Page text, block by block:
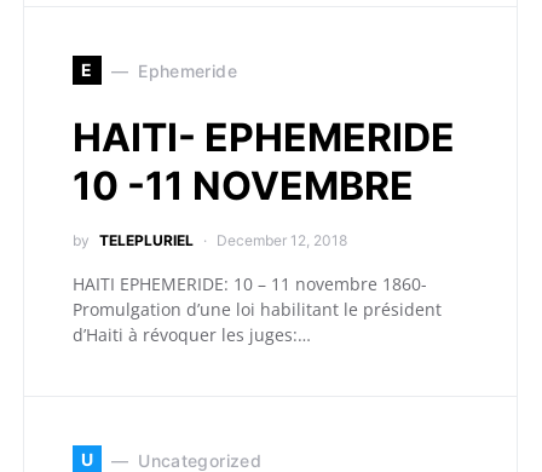
E Ephemeride
HAITI- EPHEMERIDE
10 -11 NOVEMBRE
by TELEPLURIEL December 12, 2018
HAITI EPHEMERIDE: 10 – 11 novembre 1860­
Promulgation d’une loi habilitant le président
d’Haiti à révoquer les juges:…
U Uncategorized